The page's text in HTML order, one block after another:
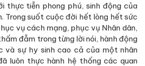
thực tiễn phong phú, sinh động của
Trong suốt cuộc đời hết lòng hết sức
vụ cách mạng, phục vụ Nhân dân,
đẫm trong từng lời nói, hành động
và sự hy sinh cao cả của một nhân
luôn thực hành hệ thống các quan